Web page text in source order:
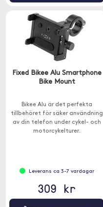
Fixed Bikee Alu Smartphone
Bike Mount
Bikee Alu är det perfekta
tillbehöret för säker användning
av din telefon under cykel- och
motorcykelturer.
Leverans ca 3-7 vardagar
309 kr